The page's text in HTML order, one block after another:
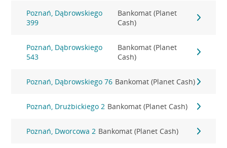
Poznań, Dąbrowskiego
399
Bankomat (Planet
Cash)
Poznań, Dąbrowskiego
543
Bankomat (Planet
Cash)
Poznań, Dąbrowskiego 76 Bankomat (Planet Cash)
Poznań, Drużbickiego 2 Bankomat (Planet Cash)
Poznań, Dworcowa 2 Bankomat (Planet Cash)